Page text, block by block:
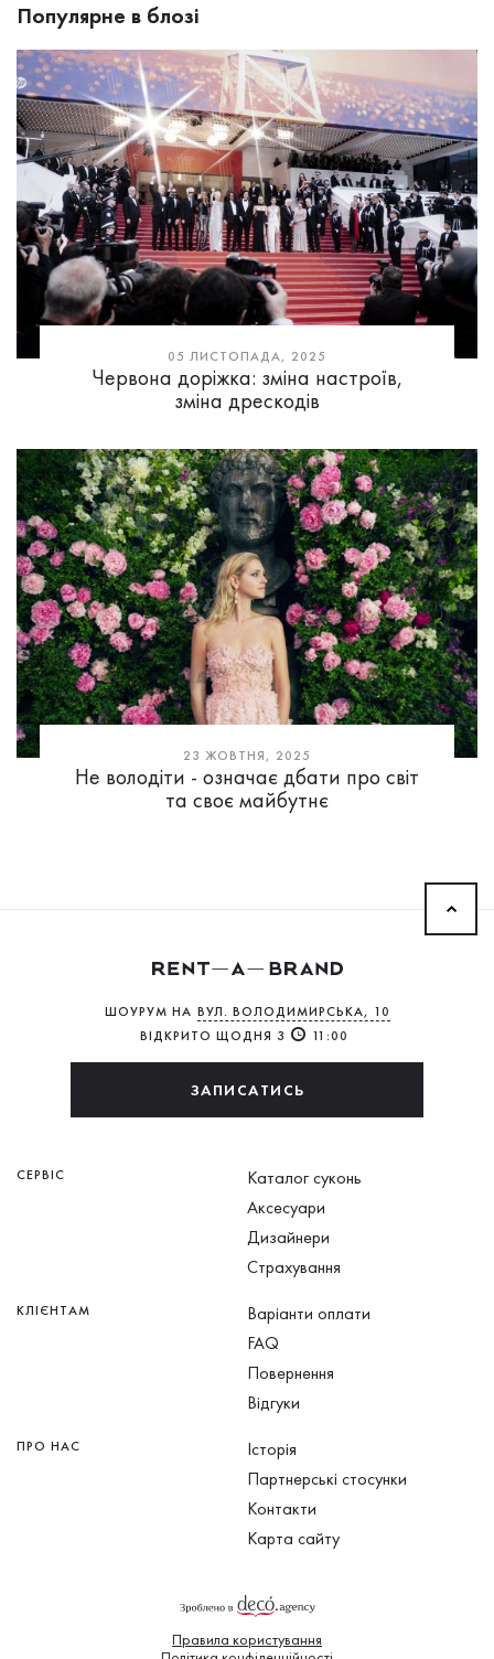
Популярне в блозі
05 ЛИСТОПАДА, 2025
Червона доріжка: зміна настроїв,
зміна дрескодів
23 ЖОВТНЯ, 2025
Не володіти - означає дбати про світ
та своє майбутнє
ШОУРУМ НА ВУЛ. ВОЛОДИМИРСЬКА, 10
ВІДКРИТО ЩОДНЯ З
11:00
ЗАПИСАТИСЬ
СЕРВІС
Каталог суконь
Аксесуари
Дизайнери
Страхування
КЛІЄНТАМ
Варіанти оплати
FAQ
Повернення
Відгуки
ПРО НАС
Історія
Партнерські стосунки
Контакти
Карта сайту
Правила користування